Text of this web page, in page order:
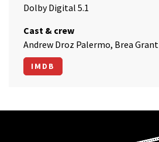
Dolby Digital 5.1
Cast & crew
Andrew Droz Palermo, Brea Grant
IMDB